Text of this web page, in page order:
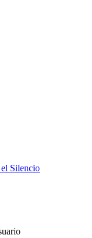
Silencio